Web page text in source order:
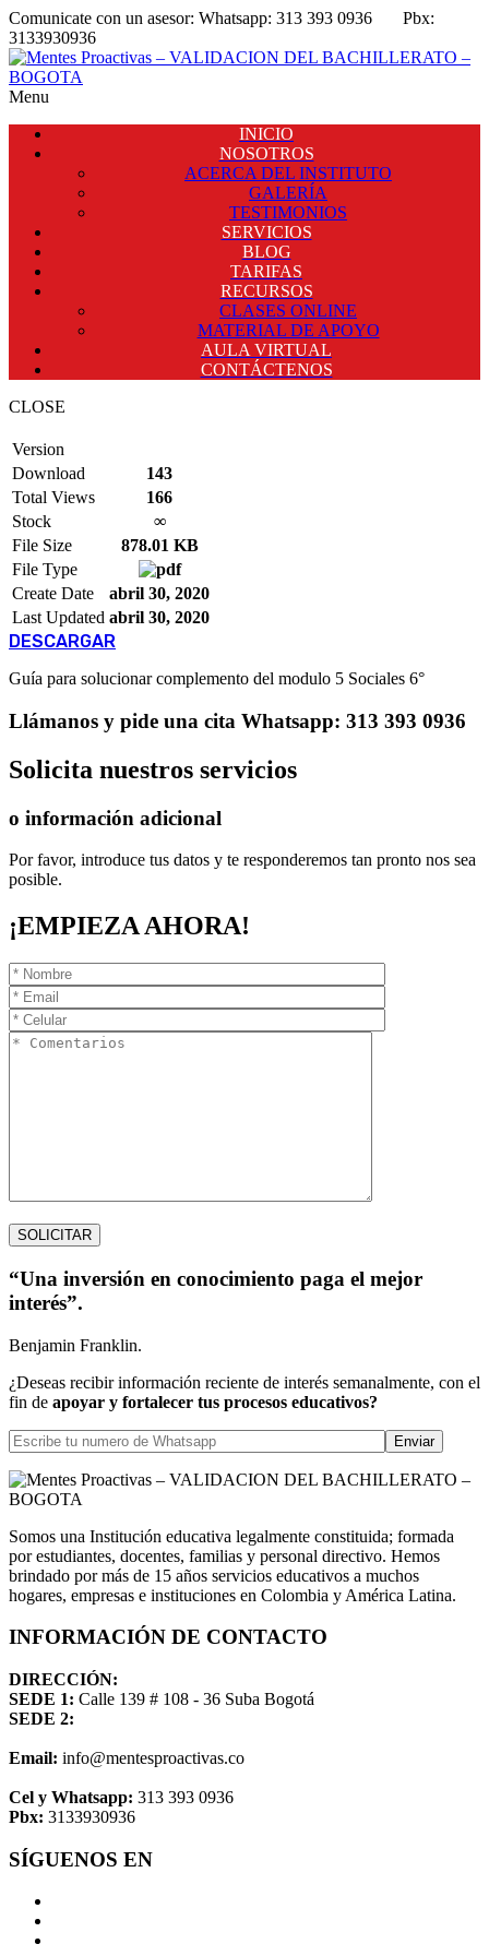
Comunicate con un asesor: Whatsapp: 313 393 0936 Pbx:
3133930936
Menu
INICIO
NOSOTROS
ACERCA DEL INSTITUTO
GALERÍA
TESTIMONIOS
SERVICIOS
BLOG
TARIFAS
RECURSOS
CLASES ONLINE
MATERIAL DE APOYO
AULA VIRTUAL
CONTÁCTENOS
CLOSE
Version
Download
143
Total Views
166
Stock
∞
File Size
878.01 KB
File Type
Create Date
abril 30, 2020
Last Updated abril 30, 2020
DESCARGAR
Guía para solucionar complemento del modulo 5 Sociales 6°
Llámanos y pide una cita Whatsapp: 313 393 0936
Solicita nuestros servicios
o información adicional
Por favor, introduce tus datos y te responderemos tan pronto nos sea
posible.
¡EMPIEZA AHORA!
“Una inversión en conocimiento paga el mejor
interés”.
Benjamin Franklin.
¿Deseas recibir información reciente de interés semanalmente, con el
fin de apoyar y fortalecer tus procesos educativos?
Somos una Institución educativa legalmente constituida; formada
por estudiantes, docentes, familias y personal directivo. Hemos
brindado por más de 15 años servicios educativos a muchos
hogares, empresas e instituciones en Colombia y América Latina.
INFORMACIÓN DE CONTACTO
DIRECCIÓN:
SEDE 1: Calle 139 # 108 - 36 Suba Bogotá
SEDE 2:
Email: info@mentesproactivas.co
Cel y Whatsapp: 313 393 0936
Pbx: 3133930936
SÍGUENOS EN